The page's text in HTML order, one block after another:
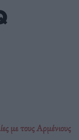
με τους Αρμένιους